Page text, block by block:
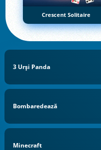
Crescent Solitaire
3 Urși Panda
Bombaredează
Minecraft